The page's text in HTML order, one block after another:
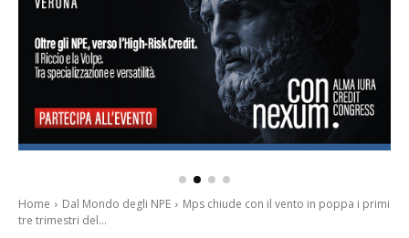
Home Dal Mondo degli NPE
Mps chiude con il vento in poppa i primi
tre trimestri del...